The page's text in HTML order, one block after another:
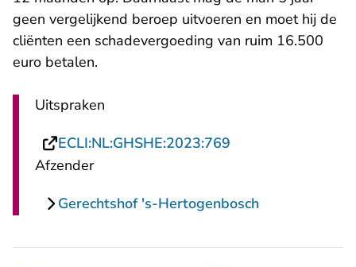
geen vergelijkend beroep uitvoeren en moet hij de
cliënten een schadevergoeding van ruim 16.500
euro betalen.
Uitspraken
ECLI:NL:GHSHE:2023:769
Afzender
Gerechtshof 's-Hertogenbosch